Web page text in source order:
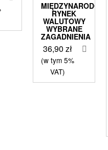
MIĘDZYNARODOWY
RYNEK
WALUTOWY
WYBRANE
ZAGADNIENIA
36,90zł
(w tym 5%
VAT)